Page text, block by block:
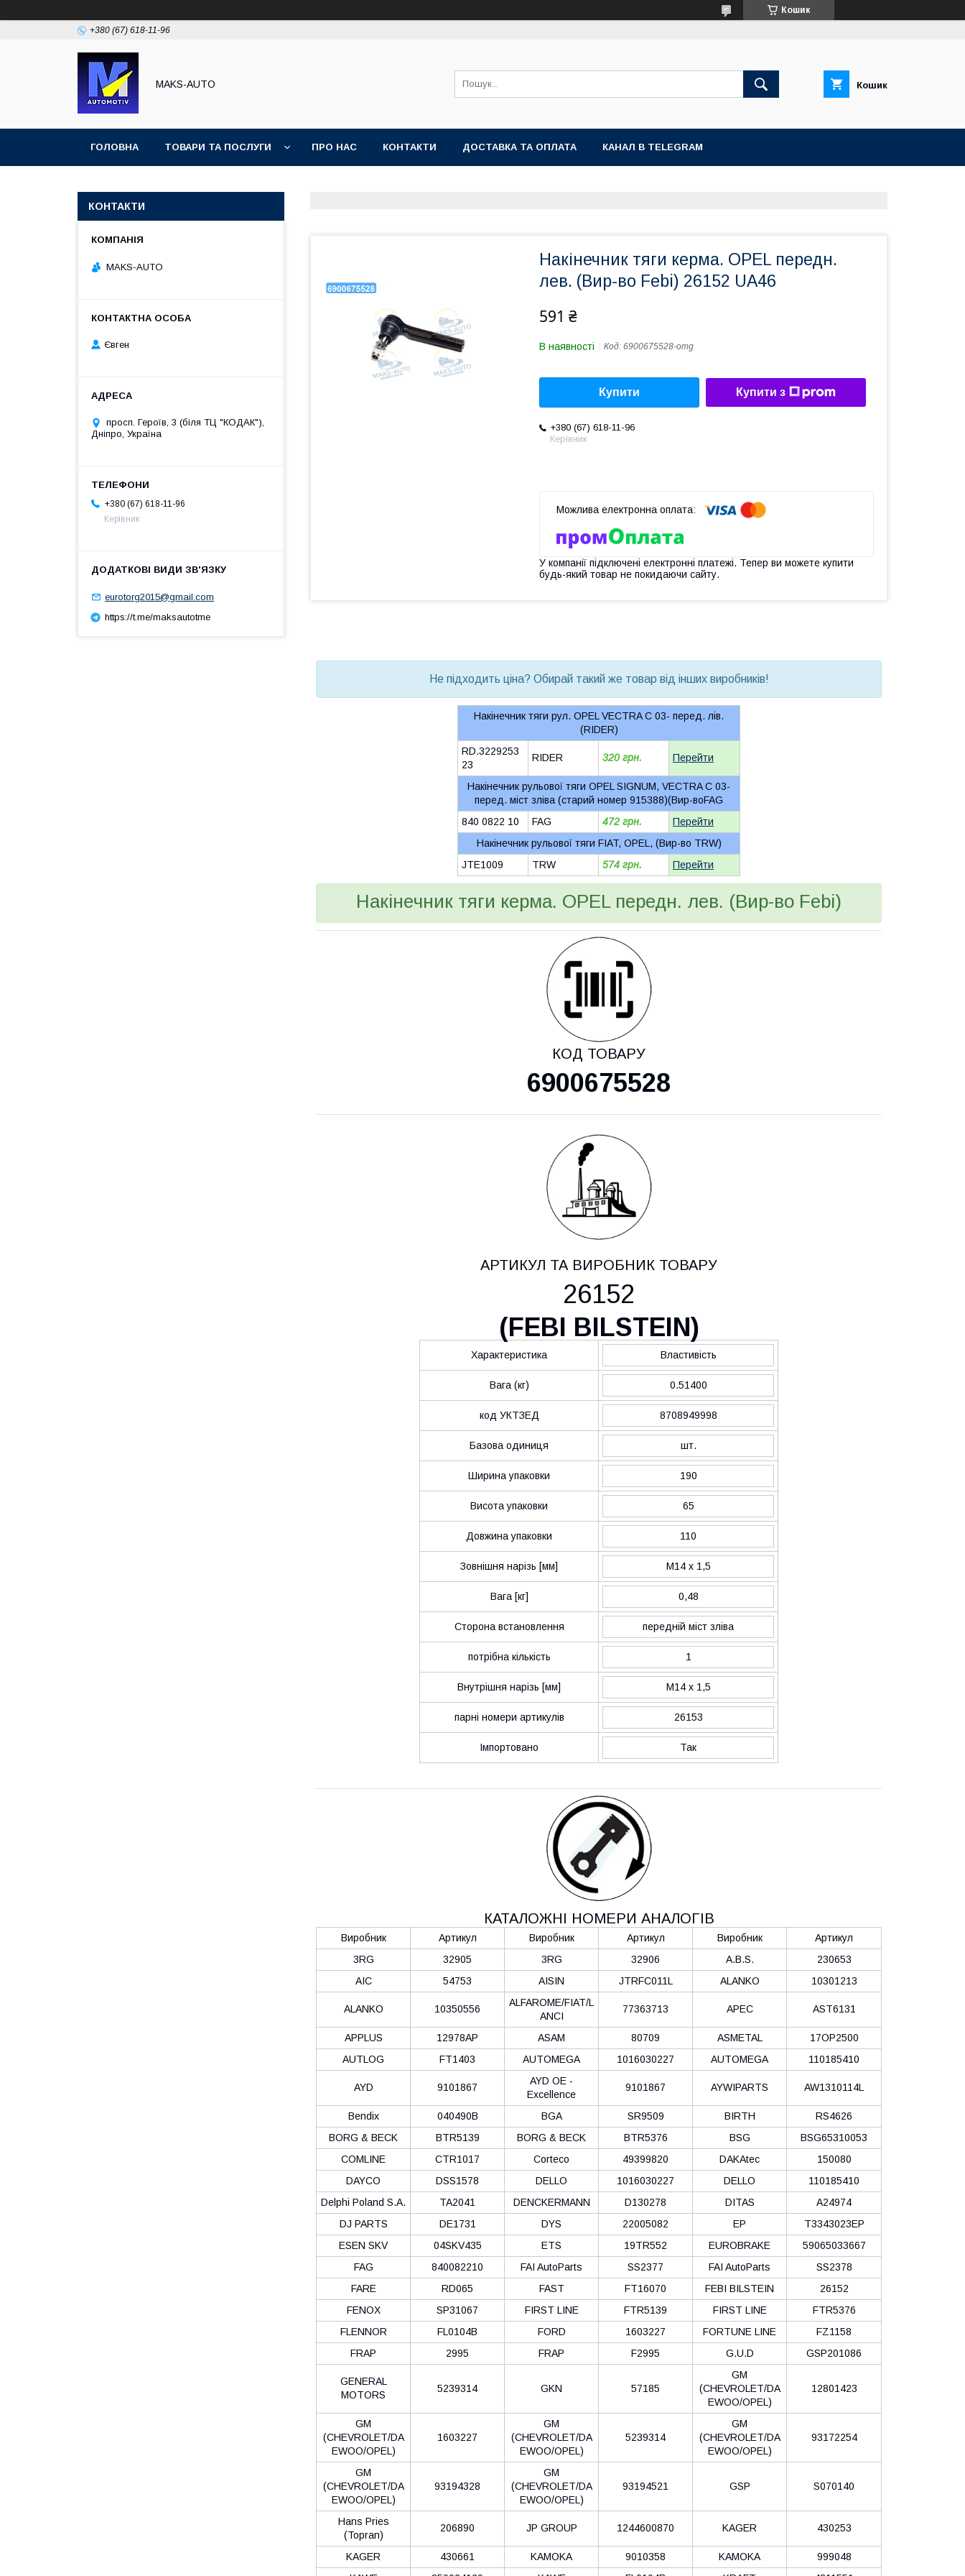
Кошик
+380 (67) 618-11-96
MAKS-AUTO Кошик
ГОЛОВНА ТОВАРИ ТА ПОСЛУГИ ПРО НАС КОНТАКТИ ДОСТАВКА ТА ОПЛАТА КАНАЛ В TELEGRAM
Накінечник тяги керма. OPEL передн.
лев. (Вир-во Febi) 26152 UA46
591 ₴
В наявності Код: 6900675528-omg
Купити Купити з
+380 (67) 618-11-96
Керівник
У компанії підключені електронні платежі. Тепер ви можете купити
будь-який товар не покидаючи сайту.
Не підходить ціна? Обирай такий же товар від інших виробників!
Накінечник тяги рул. OPEL VECTRA C 03- перед. лів.
(RIDER)
RD.3229253
23
RIDER 320 грн. Перейти
Накінечник рульової тяги OPEL SIGNUM, VECTRA C 03-
перед. міст зліва (старий номер 915388)(Вир-воFAG
840 0822 10
FAG 472 грн.
Перейти
Накінечник рульової тяги FIAT, OPEL, (Вир-во TRW)
JTE1009
TRW 574 грн. Перейти
Накінечник тяги керма. OPEL передн. лев. (Вир-во Febi)
КОД ТОВАРУ
6900675528
АРТИКУЛ ТА ВИРОБНИК ТОВАРУ
26152
(FEBI BILSTEIN)
Характеристика Властивість
Вага (кг) 0.51400
код УКТЗЕД 8708949998
Базова одиниця шт.
Ширина упаковки 190
Висота упаковки 65
Довжина упаковки 110
Зовнішня нарізь [мм] M14 x 1,5
Вага [кг] 0,48
Сторона встановлення передній міст зліва
потрібна кількість 1
Внутрішня нарізь [мм] M14 x 1,5
парні номери артикулів 26153
Імпортовано Так
КАТАЛОЖНІ НОМЕРИ АНАЛОГІВ
Виробник Артикул Виробник Артикул Виробник
Артикул
3RG
32905 3RG 32906 A.B.S.
230653
AIC
54753 AISIN JTRFC011L ALANKO 10301213
ALANKO 10350556
ALFAROME/FIAT/L
ANCI
77363713 APEC AST6131
APPLUS 12978AP ASAM 80709 ASMETAL
17OP2500
AUTLOG
FT1403 AUTOMEGA 1016030227 AUTOMEGA 110185410
AYD 9101867
AYD OE -
Excellence
9101867 AYWIPARTS AW1310114L
Bendix 040490B BGA SR9509 BIRTH
RS4626
BORG & BECK
BTR5139 BORG & BECK BTR5376 BSG
BSG65310053
COMLINE
CTR1017 Corteco 49399820 DAKAtec
150080
DAYCO
DSS1578 DELLO 1016030227 DELLO
110185410
Delphi Poland S.А.
TA2041 DENCKERMANN D130278 DITAS
A24974
DJ PARTS
DE1731 DYS 22005082 EP
T3343023EP
ESEN SKV
04SKV435 ETS 19TR552 EUROBRAKE
59065033667
FAG
840082210 FAI AutoParts SS2377 FAI AutoParts
SS2378
FARE
RD065 FAST FT16070 FEBI BILSTEIN
26152
FENOX
SP31067 FIRST LINE FTR5139 FIRST LINE
FTR5376
FLENNOR
FL0104B FORD 1603227 FORTUNE LINE
FZ1158
FRAP
2995 FRAP F2995 G.U.D GSP201086
GENERAL
MOTORS
5239314 GKN 57185
GM
(CHEVROLET/DA
EWOO/OPEL)
12801423
GM
(CHEVROLET/DA
EWOO/OPEL)
1603227
GM
(CHEVROLET/DA
EWOO/OPEL)
5239314
GM
(CHEVROLET/DA
EWOO/OPEL)
93172254
GM
(CHEVROLET/DA
EWOO/OPEL)
93194328
GM
(CHEVROLET/DA
EWOO/OPEL)
93194521 GSP S070140
Hans Pries
(Topran)
206890 JP GROUP 1244600870 KAGER 430253
KAGER 430661 KAMOKA 9010358 KAMOKA
999048
КОНТАКТИ
MAKS-AUTO
Євген
просп. Героїв, 3 (біля ТЦ "КОДАК"),
Дніпро, Україна
+380 (67) 618-11-96
Керівник
eurotorg2015@gmail.com
https://t.me/maksautotme